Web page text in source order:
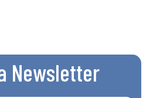
Newsletter